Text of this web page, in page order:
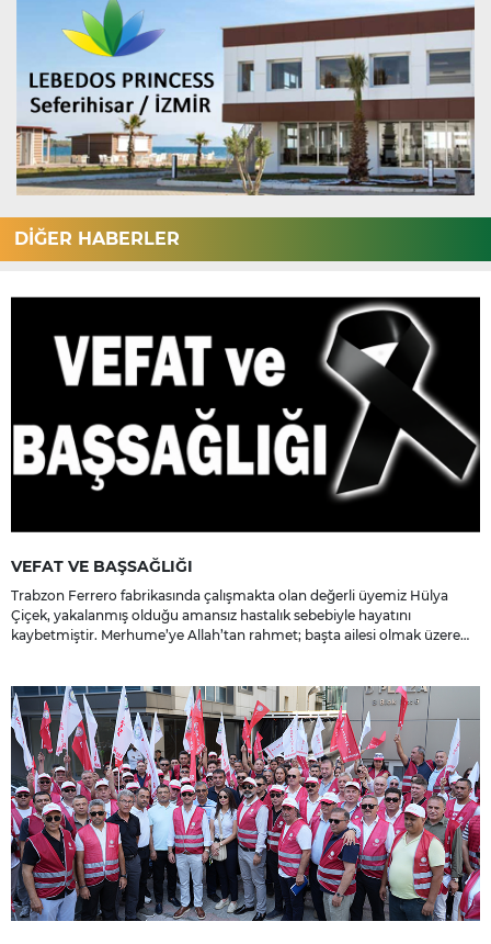
DİĞER HABERLER
VEFAT VE BAŞSAĞLIĞI
Trabzon Ferrero fabrikasında çalışmakta olan değerli üyemiz Hülya
Çiçek, yakalanmış olduğu amansız hastalık sebebiyle hayatını
kaybetmiştir. Merhume’ye Allah’tan rahmet; başta ailesi olmak üzere